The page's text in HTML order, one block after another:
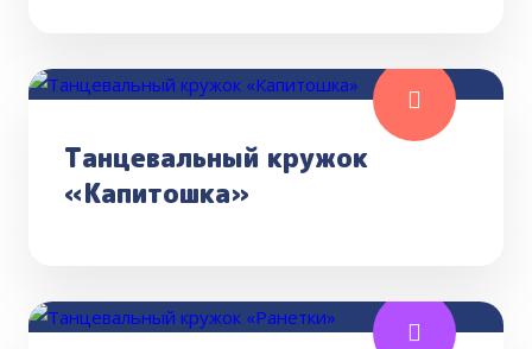
Танцевальный кружок
«Капитошка»